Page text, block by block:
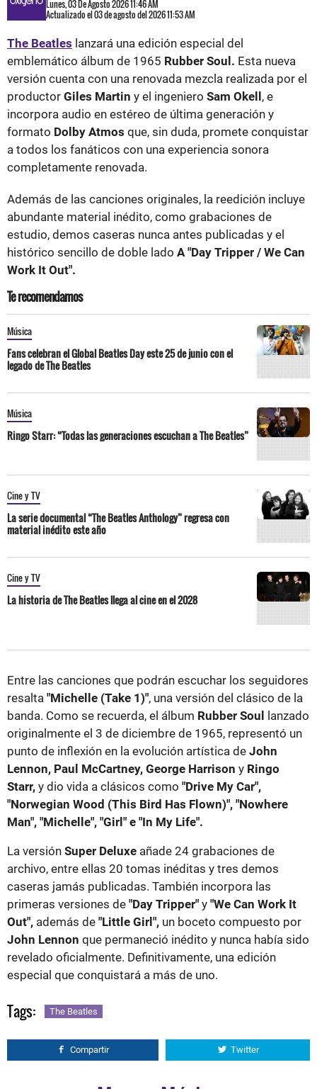
Lunes, 03 De Agosto 2026 11:46 AM
Actualizado el 03 de agosto del 2026 11:53 AM
The Beatles lanzará una edición especial del
emblemático álbum de 1965 Rubber Soul. Esta nueva
versión cuenta con una renovada mezcla realizada por el
productor Giles Martin y el ingeniero Sam Okell , e
incorpora audio en estéreo de última generación y
formato Dolby Atmos que, sin duda, promete conquistar
a todos los fanáticos con una experiencia sonora
completamente renovada.
Además de las canciones originales, la reedición incluye
abundante material inédito, como grabaciones de
estudio, demos caseras nunca antes publicadas y el
histórico sencillo de doble lado A "Day Tripper / We Can
Work It Out".
Te recomendamos
Música
Fans celebran el Global Beatles Day este 25 de junio con el
legado de The Beatles
Música
Ringo Starr: “Todas las generaciones escuchan a The Beatles”
Cine y TV
La serie documental “The Beatles Anthology” regresa con
material inédito este año
Cine y TV
La historia de The Beatles llega al cine en el 2028
Entre las canciones que podrán escuchar los seguidores
resalta "Michelle (Take 1)", una versión del clásico de la
banda. Como se recuerda, el álbum Rubber Soul
lanzado
originalmente el 3 de diciembre de 1965, representó un
punto de inflexión en la evolución artística de John
Lennon, Paul McCartney, George Harrison y Ringo
Starr, y dio vida a clásicos como "Drive My Car",
"Norwegian Wood (This Bird Has Flown)", "Nowhere
Man", "Michelle", "Girl" e "In My Life".
La versión Super Deluxe añade 24 grabaciones de
archivo, entre ellas 20 tomas inéditas y tres demos
caseras jamás publicadas. También incorpora las
primeras versiones de "Day Tripper" y "We Can Work It
Out", además de "Little Girl", un boceto compuesto por
John Lennon que permaneció inédito y nunca había sido
revelado oficialmente. Definitivamente, una edición
especial que conquistará a más de uno.
Tags: The Beatles
Compartir Twitter